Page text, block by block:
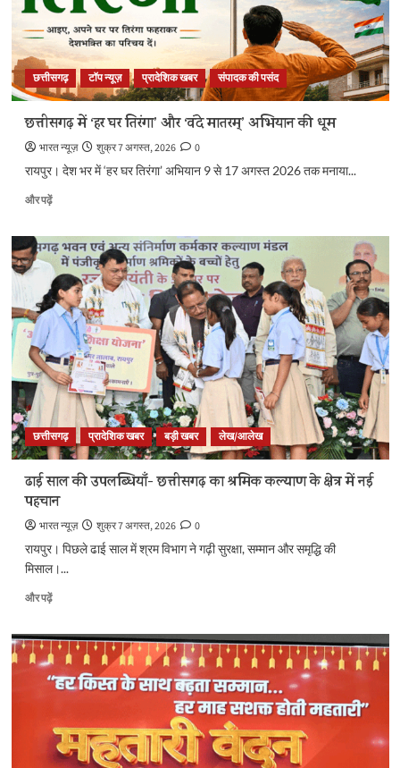
कैबिनेट
की
मंजूरी
के
बारे
में
पढ़ें
छत्तीसगढ़ टॉप न्यूज़ प्रादेशिक खबर संपादक की पसंद
छत्तीसगढ़ में ‘हर घर तिरंगा’ और ‘वंदे मातरम्’ अभियान की धूम
भारत न्यूज़ शुक्र 7 अगस्त, 2026
0
रायपुर। देश भर में ‘हर घर तिरंगा’ अभियान 9 से 17 अगस्त 2026 तक मनाया...
और पढ़ेंछत्तीसगढ़
घर
तिरंगा’
और
‘वंदे
मातरम्’
अभियान
धूम
के
बारे
में
और
पढ़ें
छत्तीसगढ़ प्रादेशिक खबर बड़ी खबर लेख/आलेख
ढाई साल की उपलब्धियाँ- छत्तीसगढ़ का श्रमिक कल्याण के क्षेत्र में नई
पहचान
भारत न्यूज़ शुक्र 7 अगस्त, 2026
0
रायपुर। पिछले ढाई साल में श्रम विभाग ने गढ़ी सुरक्षा, सम्मान और समृद्धि की
मिसाल।...
और पढ़ेंढाई
उपलब्धियाँ-
छत्तीसगढ़
का
श्रमिक
के
क्षेत्र
में